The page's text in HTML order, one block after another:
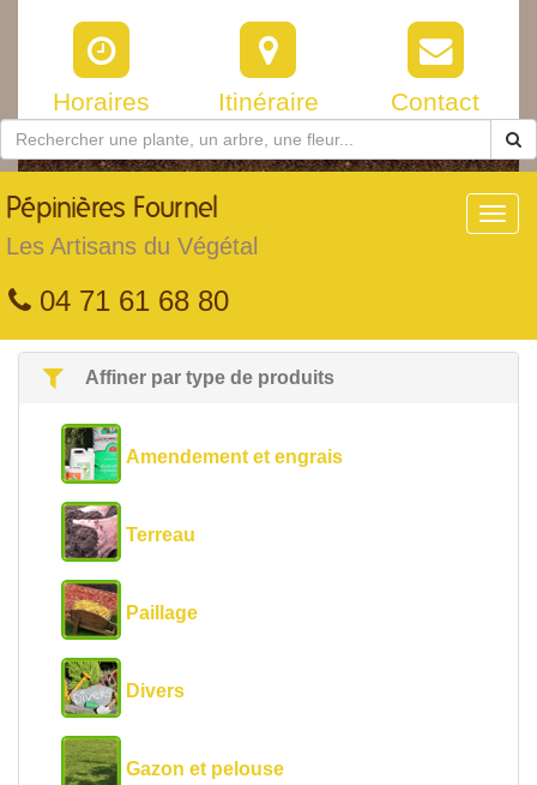
Horaires Itinéraire Contact
Pépinières Fournel
Les Artisans du Végétal
04 71 61 68 80
Affiner par type de produits
Amendement et engrais
Terreau
Paillage
Divers
Gazon et pelouse